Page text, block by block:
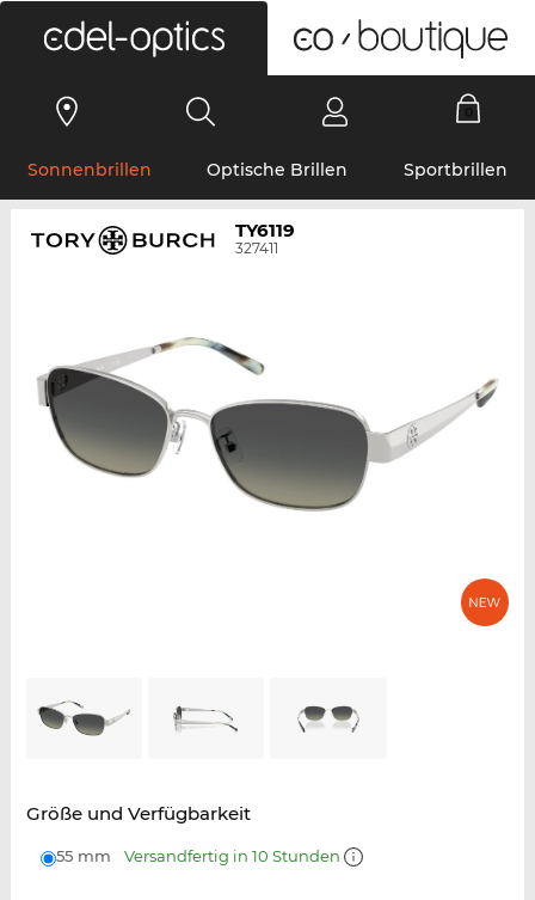
Sonnenbrillen Optische Brillen Sportbrillen
TY6119
327411
Größe und Verfügbarkeit
55 mm Versandfertig in 10 Stunden